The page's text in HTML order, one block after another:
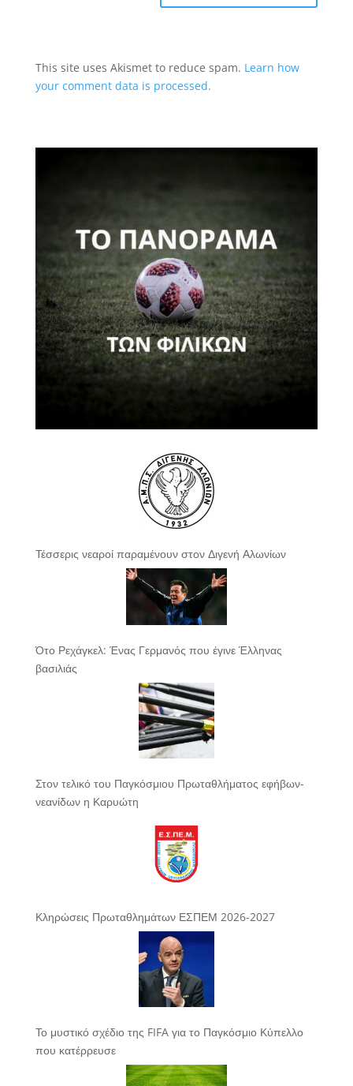
This site uses Akismet to reduce spam. Learn how
your comment data is processed.
Τέσσερις νεαροί παραμένουν στον Διγενή Αλωνίων
Ότο Ρεχάγκελ: Ένας Γερμανός που έγινε Έλληνας
βασιλιάς
Στον τελικό του Παγκόσμιου Πρωταθλήματος εφήβων-
νεανίδων η Καρυώτη
Κληρώσεις Πρωταθλημάτων ΕΣΠΕΜ 2026-2027
Το μυστικό σχέδιο της FIFA για το Παγκόσμιο Κύπελλο
που κατέρρευσε